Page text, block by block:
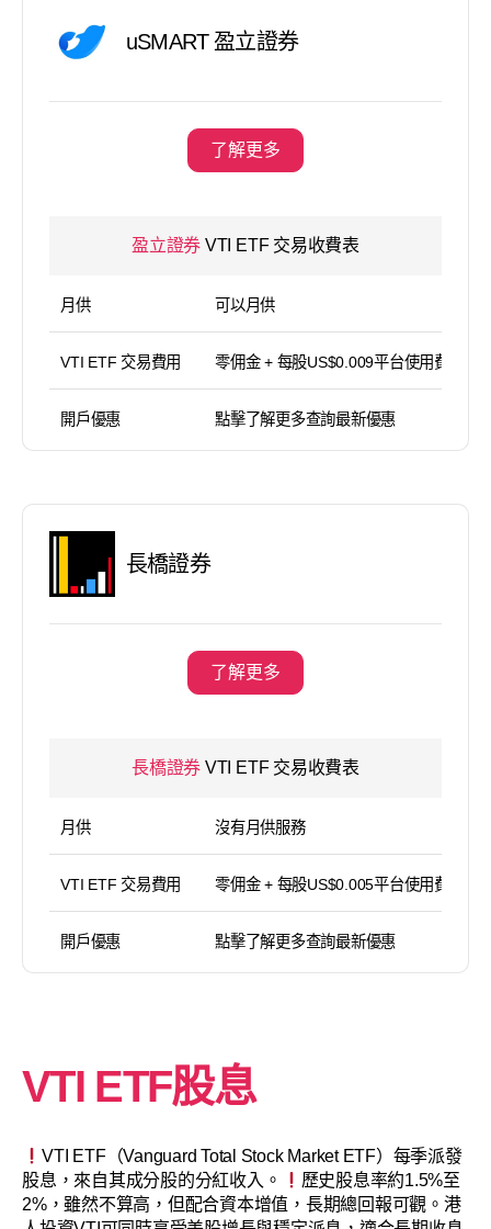
uSMART 盈立證券
了解更多
盈立證券 VTI ETF 交易收費表
月供 可以月供
VTI ETF 交易費用 零佣金 + 每股US$0.009平台使用費（
開戶優惠 點擊了解更多查詢最新優惠
長橋證券
了解更多
長橋證券 VTI ETF 交易收費表
月供 沒有月供服務
VTI ETF 交易費用 零佣金 + 每股US$0.005平台使用費（
開戶優惠 點擊了解更多查詢最新優惠
VTI ETF股息
VTI ETF（Vanguard Total Stock Market ETF）每季派發
股息，來自其成分股的分紅收入。
歷史股息率約1.5%至
2%，雖然不算高，但配合資本增值，長期總回報可觀。港